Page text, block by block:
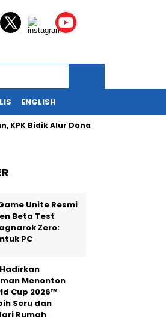
ENGLISH
Alur Dana Hibah
Unite Resmi
Beta Test
Zero:
PC
Menonton
Cup 2026™
Seru dan
Rumah